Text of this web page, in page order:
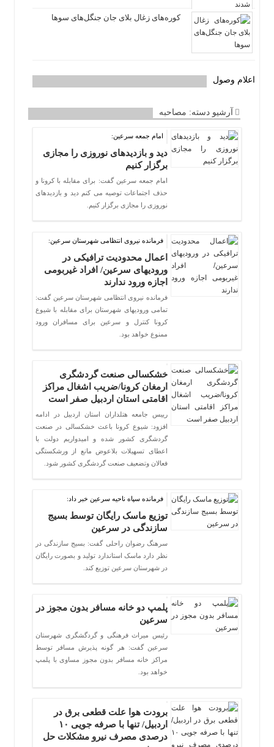
کوره‌های زغال بلای جان جنگل‌های سوها
اعلام وصول
آرشیو دسته: مصاحبه
امام جمعه سرعین:
دید و بازدیدهای نوروزی را مجازی
برگزار کنیم
امام جمعه سرعین گفت: برای مقابله با کرونا و
حذف اجتماعات توصیه می کنم دید و بازدیدهای
نوروزی را مجازی برگزار کنیم.
فرمانده نیروی انتظامی شهرستان سرعین:
اعمال محدودیت ترافیکی در
ورودیهای سرعین/ افراد غیربومی
اجازه ورود ندارند
فرمانده نیروی انتظامی شهرستان سرعین گفت:
تمامی ورودیهای شهرستان برای مقابله با شیوع
کرونا کنترل و سرعین برای مسافران ورود
ممنوع خواهد بود.
خشکسالی صنعت گردشگری
ارمغان کرونا/ضریب اشغال مراکز
اقامتی استان اردبیل صفر است
رییس جامعه هتلداران استان اردبیل در ادامه
افزود: شیوع کرونا باعث خشکسالی در صنعت
گردشگری کشور شده و امیدواریم دولت با
اعطای تسهیلات بلاعوض مانع از ورشکستگی
فعالان وتضعیف صنعت گردشگری کشور شود.
فرمانده سپاه ناحیه سرعین خبر داد:
توزیع ماسک رایگان توسط بسیج
سازندگی در سرعین
سرهنگ رضوان راحلی گفت: بسیج سازندگی در
نظر دارد ماسک استاندارد تولید و بصورت رایگان
در شهرستان سرعین توزیع کند.
پلمپ دو خانه مسافر بدون مجوز در
سرعین
رئیس میراث فرهنگی و گردگشگری شهرستان
سرعین گفت: هر گونه پذیرش مسافر توسط
مراکز خانه مسافر بدون مجوز مساوی با پلمپ
خواهد بود.
برودت هوا علت قطعی برق در
اردبیل/ تنها با صرفه جویی ۱۰
درصدی مصرف نیرو مشکلات حل